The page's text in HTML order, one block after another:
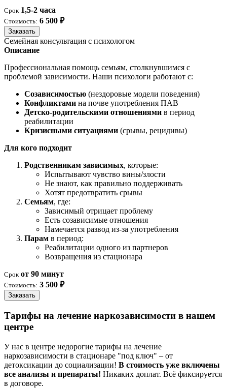
Срок 1,5-2 часа
Стоимость: 6 500 ₽
Заказать
Семейная консультация с психологом
Описание
Профессиональная помощь семьям, столкнувшимся с
проблемой зависимости. Наши психологи работают с:
Созависимостью (нездоровые модели поведения)
Конфликтами на почве употребления ПАВ
Детско-родительскими отношениями в период
реабилитации
Кризисными ситуациями (срывы, рецидивы)
Для кого подходит
Родственникам зависимых, которые:
Испытывают чувство вины/злости
Не знают, как правильно поддерживать
Хотят предотвратить срывы
Семьям, где:
Зависимый отрицает проблему
Есть созависимые отношения
Намечается развод из-за употребления
Парам в период:
Реабилитации одного из партнеров
Возвращения из стационара
Срок от 90 минут
Стоимость: 3 500 ₽
Заказать
Тарифы на лечение наркозависимости в нашем
центре
У нас в центре недорогие тарифы на лечение
наркозависимости в стационаре "под ключ" – от
детоксикации до социализации! В стоимость уже включены
все анализы и препараты! Никаких доплат. Всё фиксируется
в договоре.